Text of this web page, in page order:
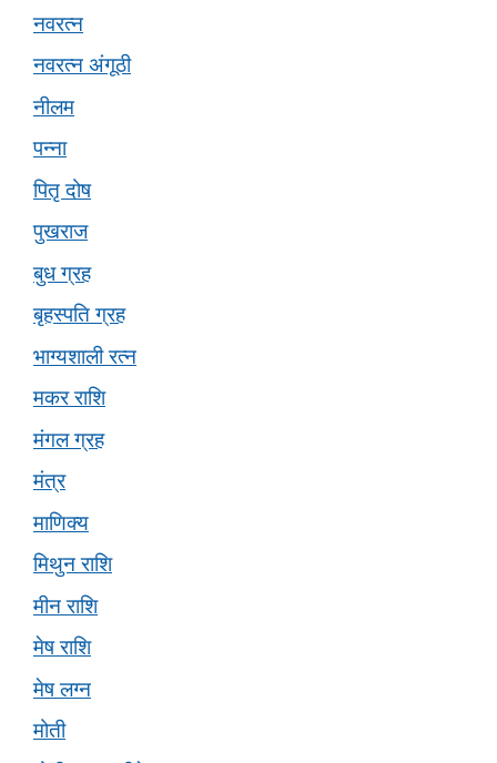
नवरत्न
नवरत्न अंगूठी
नीलम
पन्ना
पितृ दोष
पुखराज
बुध ग्रह
बृहस्पति ग्रह
भाग्यशाली रत्न
मकर राशि
मंगल ग्रह
मंत्र
माणिक्य
मिथुन राशि
मीन राशि
मेष राशि
मेष लग्न
मोती